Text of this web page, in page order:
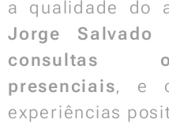
a qualidade do
Jorge Salvado
consultas
presenciais, e
experiências